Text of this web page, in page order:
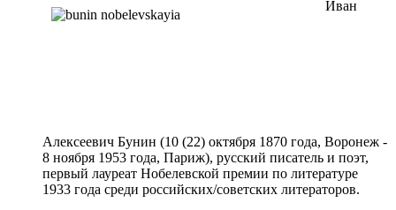
Иван
Алексеевич Бунин (10 (22) октября 1870 года, Воронеж -
8 ноября 1953 года, Париж), русский писатель и поэт,
первый лауреат Нобелевской премии по литературе
1933 года среди российских/советских литераторов.